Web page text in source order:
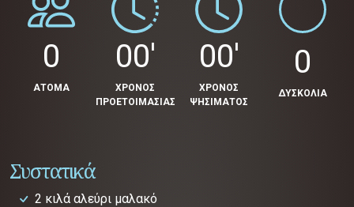
0
ΑΤΟΜΑ
00'
ΧΡΟΝΟΣ
ΠΡΟΕΤΟΙΜΑΣΙΑΣ
00'
ΧΡΟΝΟΣ
ΨΗΣΙΜΑΤΟΣ
0
ΔΥΣΚΟΛΙΑ
Συστατικά
2 κιλά αλεύρι μαλακό